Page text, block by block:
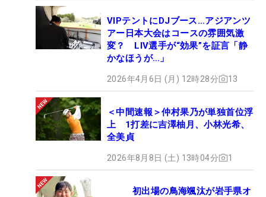
VIPテントにDJブース…アジアンツ
アー日本大会はコースの雰囲気激
変？ LIV選手が“効果”を証言「静
かなほうが…」
2026年4月6日 (月) 12時28分 13
＜中間速報＞仲村果乃が単独首位浮
上 1打差に吉澤柚月、小林光希、
全美貞
2026年8月8日 (土) 13時04分 1
初出場の鳥海颯汰が岩手県オ